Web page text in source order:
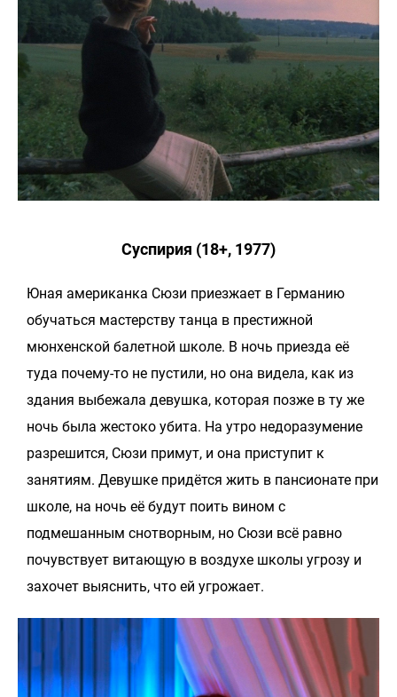
Суспирия (18+, 1977)
Юная американка Сюзи приезжает в Германию
обучаться мастерству танца в престижной
мюнхенской балетной школе. В ночь приезда её
туда почему-то не пустили, но она видела, как из
здания выбежала девушка, которая позже в ту же
ночь была жестоко убита. На утро недоразумение
разрешится, Сюзи примут, и она приступит к
занятиям. Девушке придётся жить в пансионате при
школе, на ночь её будут поить вином с
подмешанным снотворным, но Сюзи всё равно
почувствует витающую в воздухе школы угрозу и
захочет выяснить, что ей угрожает.